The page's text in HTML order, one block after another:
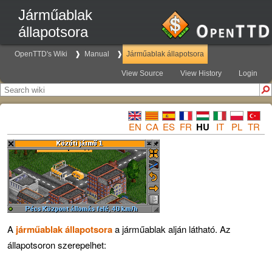
Járműablak
állapotsora
OpenTTD's Wiki Manual Járműablak állapotsora
View Source View History Login
EN CA ES FR HU IT PL TR
A járműablak állapotsoraa járműablak alján látható. Az
állapotsoron szerepelhet: